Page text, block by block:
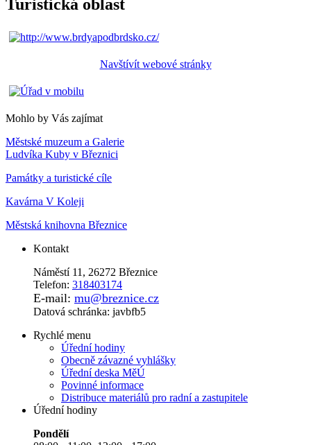
Turistická oblast
Navštívít webové stránky
Mohlo by Vás zajímat
Městské muzeum a Galerie
Ludvíka Kuby v Březnici
Památky a turistické cíle
Kavárna V Koleji
Městská knihovna Březnice
Kontakt
Náměstí 11, 26272 Březnice
Telefon: 318403174
E-mail: mu@breznice.cz
Datová schránka: javbfb5
Rychlé menu
Úřední hodiny
Obecně závazné vyhlášky
Úřední deska MěÚ
Povinné informace
Distribuce materiálů pro radní a zastupitele
Úřední hodiny
Pondělí